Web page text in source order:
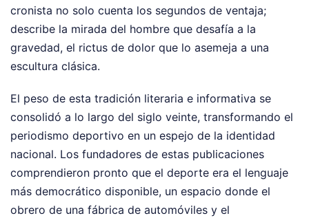
cronista no solo cuenta los segundos de ventaja;
describe la mirada del hombre que desafía a la
gravedad, el rictus de dolor que lo asemeja a una
escultura clásica.
El peso de esta tradición literaria e informativa se
consolidó a lo largo del siglo veinte, transformando el
periodismo deportivo en un espejo de la identidad
nacional. Los fundadores de estas publicaciones
comprendieron pronto que el deporte era el lenguaje
más democrático disponible, un espacio donde el
obrero de una fábrica de automóviles y el